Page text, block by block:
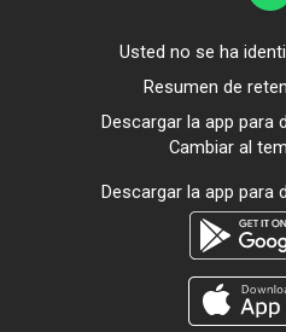
Usted no se ha
Resumen de
Descargar la app para
Cambiar al
Descargar la app para